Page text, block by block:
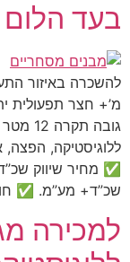
בעד הלום
מ’+ חצר תפעולית
גובה
שכ”ד+ מע”מ. ✅